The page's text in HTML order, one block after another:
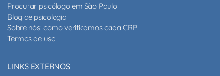
Procurar psicólogo em São Paulo
Blog de psicologia
Sobre nós: como verificamos cada CRP
Termos de uso
LINKS EXTERNOS